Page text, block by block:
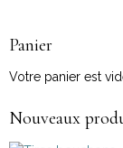
Panier
Votre panier est
Nouveaux